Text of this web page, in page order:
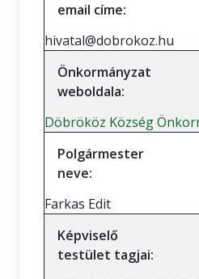
email címe:
hivatal@dobrokoz.hu
Önkormányzat
weboldala:
Döbrököz Község
Polgármester
neve:
Farkas Edit
Képviselő
testület tagjai: